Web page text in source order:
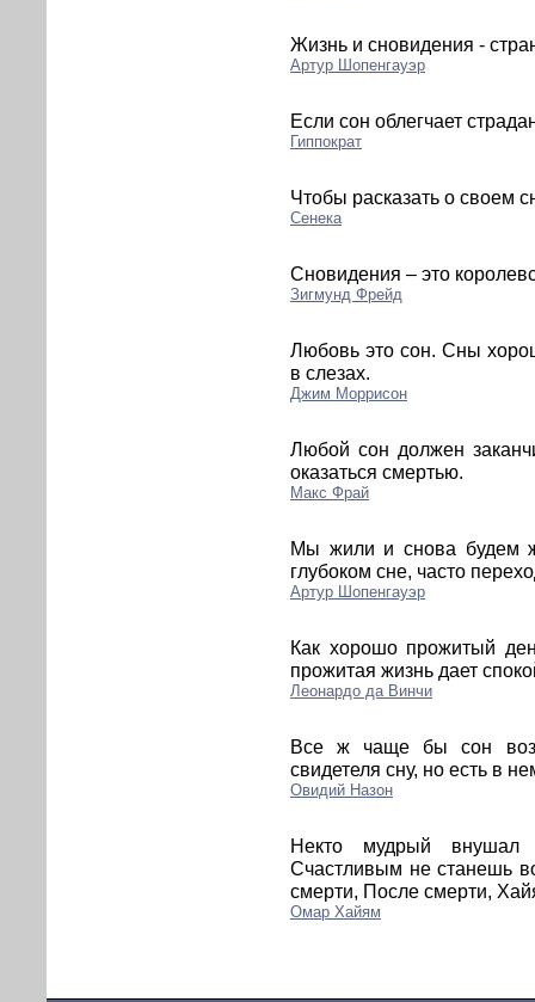
Жизнь и сновидения -
Артур Шопенгауэр
Если сон облегчает
Гиппократ
Чтобы расказать о своем
Сенека
Сновидения – это
Зигмунд Фрейд
Любовь это сон. Сны
в слезах.
Джим Моррисон
Любой сон должен
оказаться смертью.
Макс Фрай
Мы жили и снова будем
глубоком сне, часто
Артур Шопенгауэр
Как хорошо прожитый
прожитая жизнь дает
Леонардо да Винчи
Все ж чаще бы сон
свидетеля сну, но есть в
Овидий Назон
Некто мудрый внушал
Счастливым не станешь
смерти, После смерти,
Омар Хайям